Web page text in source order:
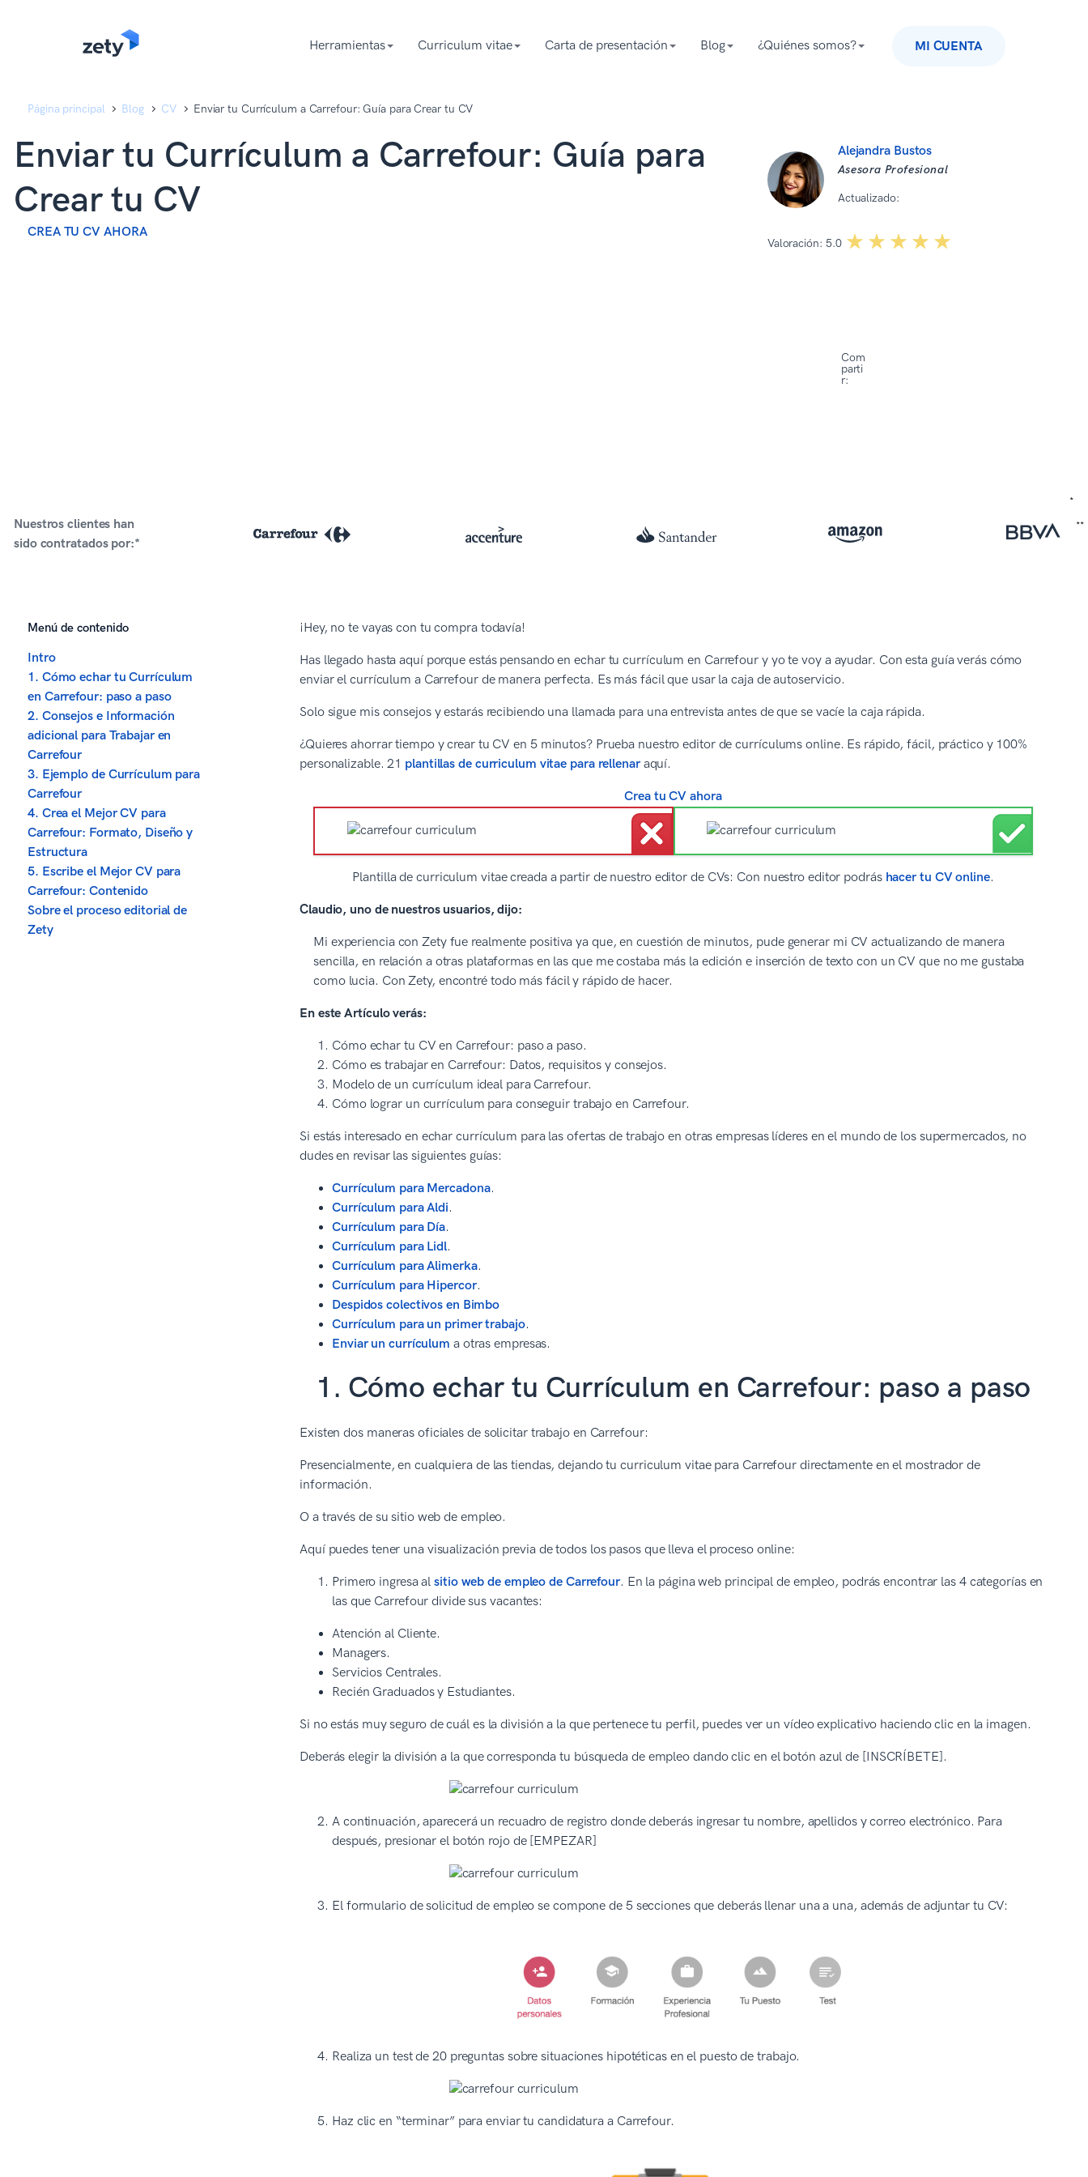
Herramientas Curriculum vitae Carta de presentación Blog ¿Quiénes somos? MI CUENTA
Página principal Blog CV Enviar tu Currículum a Carrefour: Guía para Crear tu CV
Enviar tu Currículum a Carrefour: Guía para
Crear tu CV
CREA TU CV AHORA
Alejandra Bustos
Asesora Profesional
Actualizado:
Valoración: 5.0 ☆☆☆☆☆
★★★★★
Com
parti
r:
Nuestros clientes han
sido contratados por:*
Menú de contenido
Intro
1. Cómo echar tu Currículum
en Carrefour: paso a paso
2. Consejos e Información
adicional para Trabajar en
Carrefour
3. Ejemplo de Currículum para
Carrefour
4. Crea el Mejor CV para
Carrefour: Formato, Diseño y
Estructura
5. Escribe el Mejor CV para
Carrefour: Contenido
Sobre el proceso editorial de
Zety
¡Hey, no te vayas con tu compra todavía!
Has llegado hasta aquí porque estás pensando en echar tu currículum en Carrefour y yo te voy a ayudar. Con esta guía verás cómo
enviar el currículum a Carrefour de manera perfecta. Es más fácil que usar la caja de autoservicio.
Solo sigue mis consejos y estarás recibiendo una llamada para una entrevista antes de que se vacíe la caja rápida.
¿Quieres ahorrar tiempo y crear tu CV en 5 minutos? Prueba nuestro editor de currículums online. Es rápido, fácil, práctico y 100%
personalizable. 21 plantillas de curriculum vitae para rellenaraquí.
Crea tu CV ahora
Plantilla de curriculum vitae creada a partir de nuestro editor de CVs: Con nuestro editor podrás hacer tu CV online.
Claudio, uno de nuestros usuarios, dijo:
Mi experiencia con Zety fue realmente positiva ya que, en cuestión de minutos, pude generar mi CV actualizando de manera
sencilla, en relación a otras plataformas en las que me costaba más la edición e inserción de texto con un CV que no me gustaba
como lucia. Con Zety, encontré todo más fácil y rápido de hacer.
En este Artículo verás:
Cómo echar tu CV en Carrefour: paso a paso.
Cómo es trabajar en Carrefour: Datos, requisitos y consejos.
Modelo de un currículum ideal para Carrefour.
Cómo lograr un currículum para conseguir trabajo en Carrefour.
Si estás interesado en echar currículum para las ofertas de trabajo en otras empresas líderes en el mundo de los supermercados, no
dudes en revisar las siguientes guías:
Currículum para Mercadona.
Currículum para Aldi.
Currículum para Día.
Currículum para Lidl.
Currículum para Alimerka.
Currículum para Hipercor.
Despidos colectivos en Bimbo
Currículum para un primer trabajo.
Enviar un currículum a otras empresas.
1. Cómo echar tu Currículum en Carrefour: paso a paso
Existen dos maneras oficiales de solicitar trabajo en Carrefour:
Presencialmente, en cualquiera de las tiendas, dejando tu curriculum vitae para Carrefour directamente en el mostrador de
información.
O a través de su sitio web de empleo.
Aquí puedes tener una visualización previa de todos los pasos que lleva el proceso online:
Primero ingresa alsitio web de empleo de Carrefour. En la página web principal de empleo, podrás encontrar las 4 categorías en
las que Carrefour divide sus vacantes:
Atención al Cliente.
Managers.
Servicios Centrales.
Recién Graduados y Estudiantes.
Si no estás muy seguro de cuál es la división a la que pertenece tu perfil, puedes ver un vídeo explicativo haciendo clic en la imagen.
Deberás elegir la división a la que corresponda tu búsqueda de empleo dando clic en el botón azul de [INSCRÍBETE].
A continuación, aparecerá un recuadro de registro donde deberás ingresar tu nombre, apellidos y correo electrónico. Para
después, presionar el botón rojo de [EMPEZAR]
El formulario de solicitud de empleo se compone de 5 secciones que deberás llenar una a una, además de adjuntar tu CV:
Realiza un test de 20 preguntas sobre situaciones hipotéticas en el puesto de trabajo.
Haz clic en “terminar” para enviar tu candidatura a Carrefour.